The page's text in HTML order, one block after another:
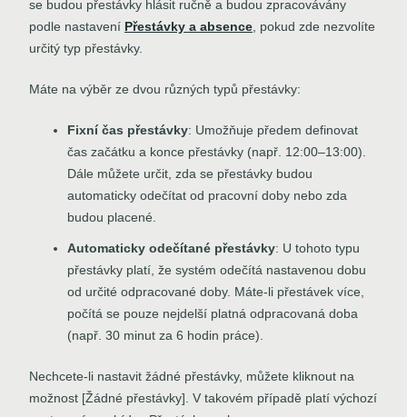
se budou přestávky hlásit ručně a budou zpracovávány
podle nastavení Přestávky a absence , pokud zde nezvolíte
určitý typ přestávky.
Máte na výběr ze dvou různých typů přestávky:
Fixní čas přestávky: Umožňuje předem definovat
čas začátku a konce přestávky (např. 12:00–13:00).
Dále můžete určit, zda se přestávky budou
automaticky odečítat od pracovní doby nebo zda
budou placené.
Automaticky odečítané přestávky: U tohoto typu
přestávky platí, že systém odečítá nastavenou dobu
od určité odpracované doby. Máte-li přestávek více,
počítá se pouze nejdelší platná odpracovaná doba
(např. 30 minut za 6 hodin práce).
Nechcete-li nastavit žádné přestávky, můžete kliknout na
možnost [Žádné přestávky]. V takovém případě platí výchozí